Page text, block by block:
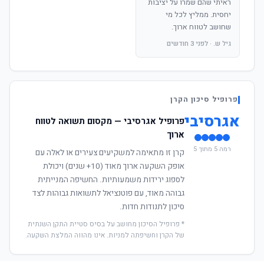
ראיתי שהם שמרו על יציבות
יחסית. ממליץ לכל מי
שחושב לטווח ארוך.
גיל ש. · לפני 3 חודשים
פרופיל סיכון הקרן
אגרסיבי
רמה 5 מתוך 5
פרופיל אגרסיבי — מקסום תשואה לטווח
ארוך
קרן זו מתאימה למשקיעים צעירים או לאלה עם
אופק השקעה ארוך מאוד (10+ שנים) ויכולת
לספוג ירידות משמעותיות. החשיפה המנייתית
גבוהה מאוד, עם פוטנציאל לתשואות גבוהות לצד
סיכון לתנודות חדות.
* פרופיל הסיכון מחושב על בסיס סטיית התקן השנתית
של הקרן וחשיפתה למניות. אינו מהווה המלצת השקעה.